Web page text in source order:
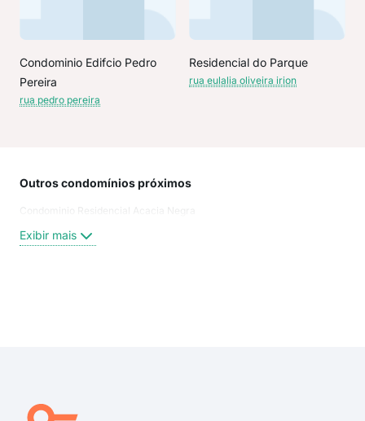
Condominio Edifcio Pedro
Pereira
rua pedro pereira
Residencial do Parque
rua eulalia oliveira irion
Outros condomínios próximos
Condominio Residencial Acacia Negra
Exibir mais